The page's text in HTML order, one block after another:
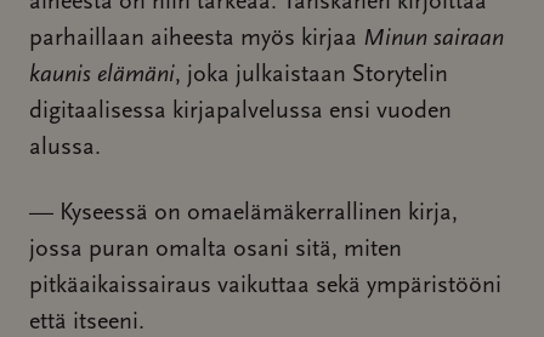
parhaillaan aiheesta myös kirjaa Minun sairaan
kaunis elämäni, joka julkaistaan Storytelin
digitaalisessa kirjapalvelussa ensi vuoden
alussa.
— Kyseessä on omaelämäkerrallinen kirja,
jossa puran omalta osani sitä, miten
pitkäaikaissairaus vaikuttaa sekä ympäristööni
että itseeni.